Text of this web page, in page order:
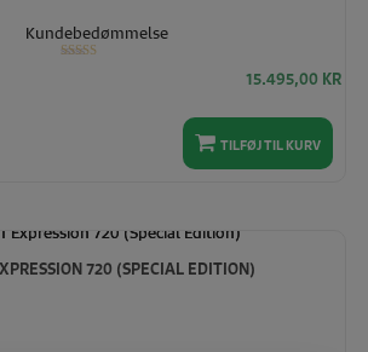
Kundebedømmelse
15.495,00 KR
TILFØJ TIL KURV
720 (SPECIAL EDITION)